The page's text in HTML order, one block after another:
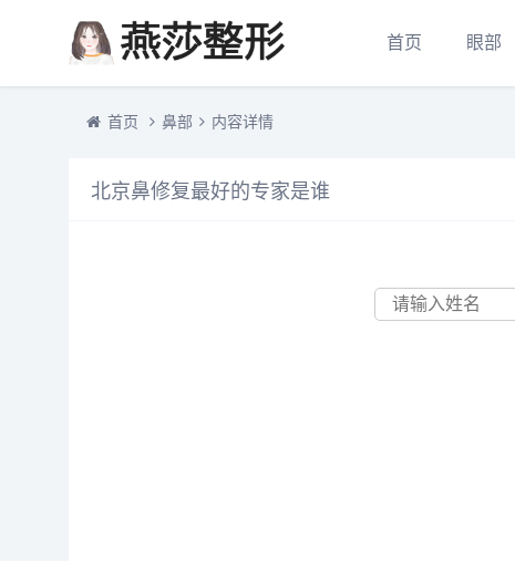
首页 眼部
首页 鼻部 内容详情
北京鼻修复最好的专家是谁